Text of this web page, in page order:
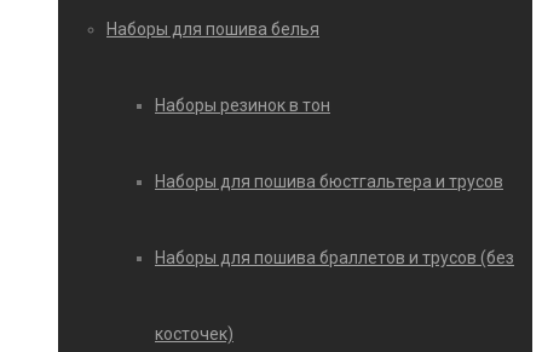
Наборы для пошива белья
Наборы резинок в тон
Наборы для пошива бюстгальтера и трусов
Наборы для пошива браллетов и трусов (без
косточек)